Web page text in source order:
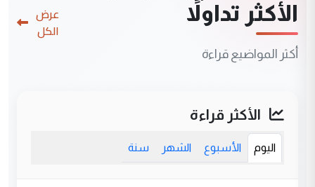
الأكثر تداولاً
أكثر المواضيع قراءة
عرض
الكل
الأكثر قراءة
اليوم الأسبوع الشهر سنة